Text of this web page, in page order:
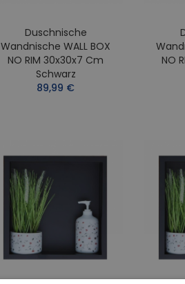
Duschnische
Wandnische WALL BOX
NO RIM 30x30x7 Cm
Schwarz
89,99 €
NO